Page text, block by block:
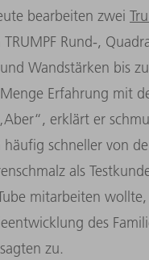
bearbeiten zwei
Rund-,
Wandstärken bis
Erfahrung mit
erklärt er
schneller von
als
mitarbeiten
des
zu.